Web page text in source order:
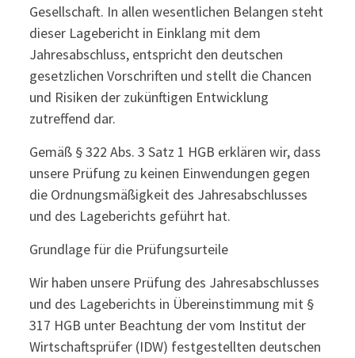
Gesellschaft. In allen wesentlichen Belangen steht
dieser Lagebericht in Einklang mit dem
Jahresabschluss, entspricht den deutschen
gesetzlichen Vorschriften und stellt die Chancen
und Risiken der zukünftigen Entwicklung
zutreffend dar.
Gemäß § 322 Abs. 3 Satz 1 HGB erklären wir, dass
unsere Prüfung zu keinen Einwendungen gegen
die Ordnungsmäßigkeit des Jahresabschlusses
und des Lageberichts geführt hat.
Grundlage für die Prüfungsurteile
Wir haben unsere Prüfung des Jahresabschlusses
und des Lageberichts in Übereinstimmung mit §
317 HGB unter Beachtung der vom Institut der
Wirtschaftsprüfer (IDW) festgestellten deutschen